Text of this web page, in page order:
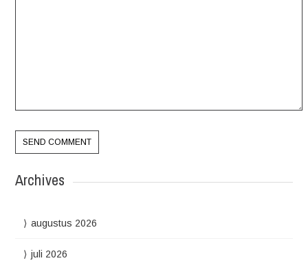
Archives
augustus 2026
juli 2026